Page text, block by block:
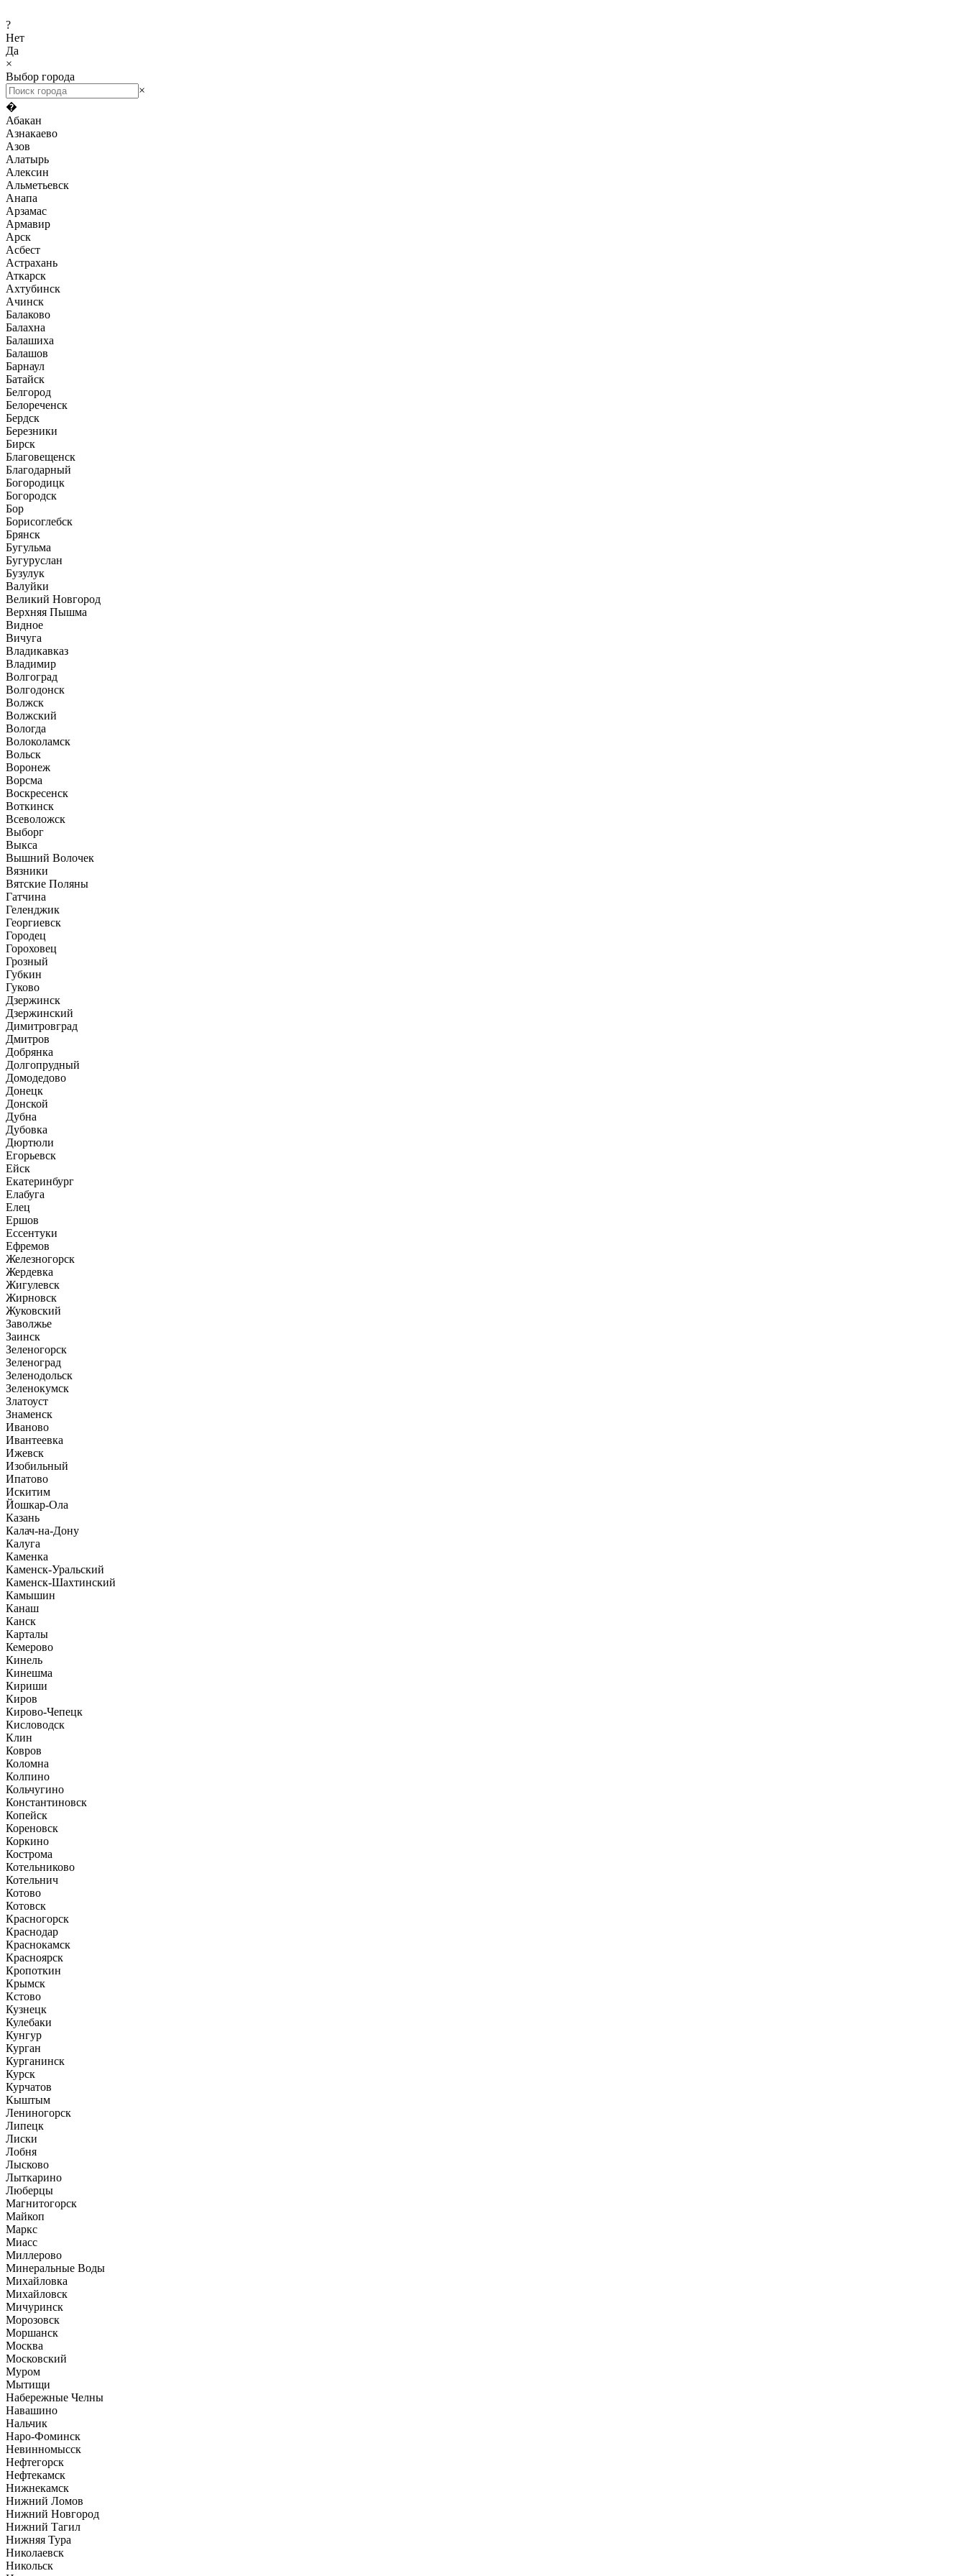
?
Нет
Да
×
Выбор города
×
�
Абакан
Азнакаево
Азов
Алатырь
Алексин
Альметьевск
Анапа
Арзамас
Армавир
Арск
Асбест
Астрахань
Аткарск
Ахтубинск
Ачинск
Балаково
Балахна
Балашиха
Балашов
Барнаул
Батайск
Белгород
Белореченск
Бердск
Березники
Бирск
Благовещенск
Благодарный
Богородицк
Богородск
Бор
Борисоглебск
Брянск
Бугульма
Бугуруслан
Бузулук
Валуйки
Великий Новгород
Верхняя Пышма
Видное
Вичуга
Владикавказ
Владимир
Волгоград
Волгодонск
Волжск
Волжский
Вологда
Волоколамск
Вольск
Воронеж
Ворсма
Воскресенск
Воткинск
Всеволожск
Выборг
Выкса
Вышний Волочек
Вязники
Вятские Поляны
Гатчина
Геленджик
Георгиевск
Городец
Гороховец
Грозный
Губкин
Гуково
Дзержинск
Дзержинский
Димитровград
Дмитров
Добрянка
Долгопрудный
Домодедово
Донецк
Донской
Дубна
Дубовка
Дюртюли
Егорьевск
Ейск
Екатеринбург
Елабуга
Елец
Ершов
Ессентуки
Ефремов
Железногорск
Жердевка
Жигулевск
Жирновск
Жуковский
Заволжье
Заинск
Зеленогорск
Зеленоград
Зеленодольск
Зеленокумск
Златоуст
Знаменск
Иваново
Ивантеевка
Ижевск
Изобильный
Ипатово
Искитим
Йошкар-Ола
Казань
Калач-на-Дону
Калуга
Каменка
Каменск-Уральский
Каменск-Шахтинский
Камышин
Канаш
Канск
Карталы
Кемерово
Кинель
Кинешма
Кириши
Киров
Кирово-Чепецк
Кисловодск
Клин
Ковров
Коломна
Колпино
Кольчугино
Константиновск
Копейск
Кореновск
Коркино
Кострома
Котельниково
Котельнич
Котово
Котовск
Красногорск
Краснодар
Краснокамск
Красноярск
Кропоткин
Крымск
Кстово
Кузнецк
Кулебаки
Кунгур
Курган
Курганинск
Курск
Курчатов
Кыштым
Лениногорск
Липецк
Лиски
Лобня
Лысково
Лыткарино
Люберцы
Магнитогорск
Майкоп
Маркс
Миасс
Миллерово
Минеральные Воды
Михайловка
Михайловск
Мичуринск
Морозовск
Моршанск
Москва
Московский
Муром
Мытищи
Набережные Челны
Навашино
Нальчик
Наро-Фоминск
Невинномысск
Нефтегорск
Нефтекамск
Нижнекамск
Нижний Ломов
Нижний Новгород
Нижний Тагил
Нижняя Тура
Николаевск
Никольск